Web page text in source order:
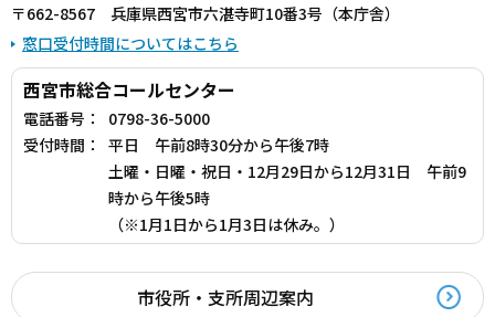
〒662-8567 兵庫県西宮市六湛寺町10番3号（本庁舎）
窓口受付時間についてはこちら
西宮市総合コールセンター
電話番号：
0798-36-5000
受付時間：
平日 午前8時30分から午後7時
土曜・日曜・祝日・12月29日から12月31日 午前9
時から午後5時
（※1月1日から1月3日は休み。）
市役所・支所周辺案内